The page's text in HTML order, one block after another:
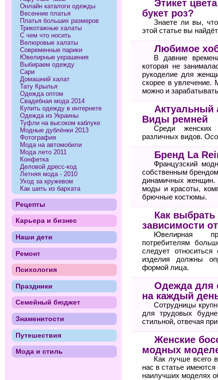
Этикет
букет роз?
Знаете ли вы,
этой статье вы
Любимое
В давние
которая не
рукоделие для
скорее в увлечение.
можно и
Актуальный
Виды ремней
Среди женских
различных видов.
Бренд La
Французский
собственным
динамичных женщин.
моды и красоты,
брючные костюмы.
Как
зависимости
Ювелирная
потребителям
следует
изделия должны
формой лица.
Одежда для
на каждый
Сотрудницы
для трудовых
стильной, отвечая
Женские
модных
Как лучше всего
нас в статье
наилучших моделях
Онлайн каталоги одежды
Весенние платья
Платья больших размеров
Трикотажные халаты
С чем что носить
Велюровые халаты
Современные парики
Ювелирные украшения
Выбираем одежду
Сари
Домашний халат
Тату Крылья
Одежда оптом
Свадебная мода 2014
Купить одежду в интернете
Одежда из Украины
Туфли на высоком каблуке
Модные дублёнки 2013
Фотография
Мода на автомобили
Мода лето 2011
Конфетка
Деловой дресс-код
Летняя мода - 2010
Уход за кружевом
Как шить из бархата
Рецепты
Карьера и бизнес
Наши дети
Ремонт
Психология
Праздники
Семейный бюджет
Знаменитости
Путешествия
Мода и стиль